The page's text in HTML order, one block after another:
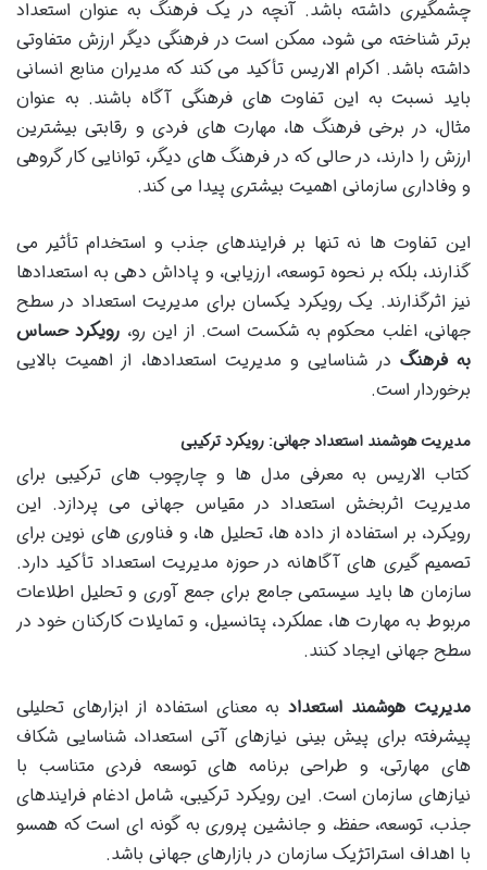
چشمگیری داشته باشد. آنچه در یک فرهنگ به عنوان استعداد
برتر شناخته می شود، ممکن است در فرهنگی دیگر ارزش متفاوتی
داشته باشد. اکرام الاریس تأکید می کند که مدیران منابع انسانی
باید نسبت به این تفاوت های فرهنگی آگاه باشند. به عنوان
مثال، در برخی فرهنگ ها، مهارت های فردی و رقابتی بیشترین
ارزش را دارند، در حالی که در فرهنگ های دیگر، توانایی کار گروهی
و وفاداری سازمانی اهمیت بیشتری پیدا می کند.
این تفاوت ها نه تنها بر فرایندهای جذب و استخدام تأثیر می
گذارند، بلکه بر نحوه توسعه، ارزیابی، و پاداش دهی به استعدادها
نیز اثرگذارند. یک رویکرد یکسان برای مدیریت استعداد در سطح
جهانی، اغلب محکوم به شکست است. از این رو، رویکرد حساس
به فرهنگ در شناسایی و مدیریت استعدادها، از اهمیت بالایی
برخوردار است.
مدیریت هوشمند استعداد جهانی: رویکرد ترکیبی
کتاب الاریس به معرفی مدل ها و چارچوب های ترکیبی برای
مدیریت اثربخش استعداد در مقیاس جهانی می پردازد. این
رویکرد، بر استفاده از داده ها، تحلیل ها، و فناوری های نوین برای
تصمیم گیری های آگاهانه در حوزه مدیریت استعداد تأکید دارد.
سازمان ها باید سیستمی جامع برای جمع آوری و تحلیل اطلاعات
مربوط به مهارت ها، عملکرد، پتانسیل، و تمایلات کارکنان خود در
سطح جهانی ایجاد کنند.
مدیریت هوشمند استعدادبه معنای استفاده از ابزارهای تحلیلی
پیشرفته برای پیش بینی نیازهای آتی استعداد، شناسایی شکاف
های مهارتی، و طراحی برنامه های توسعه فردی متناسب با
نیازهای سازمان است. این رویکرد ترکیبی، شامل ادغام فرایندهای
جذب، توسعه، حفظ، و جانشین پروری به گونه ای است که همسو
با اهداف استراتژیک سازمان در بازارهای جهانی باشد.